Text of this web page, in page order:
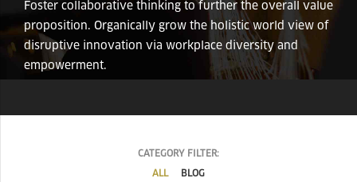
Foster collaborative thinking to further the overall value
proposition. Organically grow the holistic world view of
disruptive innovation via workplace diversity and
empowerment.
CATEGORY FILTER:
ALL BLOG